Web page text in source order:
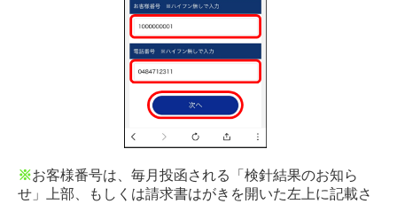
※お客様番号は、毎月投函される「検針結果のお知ら
せ」上部、もしくは請求書はがきを開いた左上に記載さ